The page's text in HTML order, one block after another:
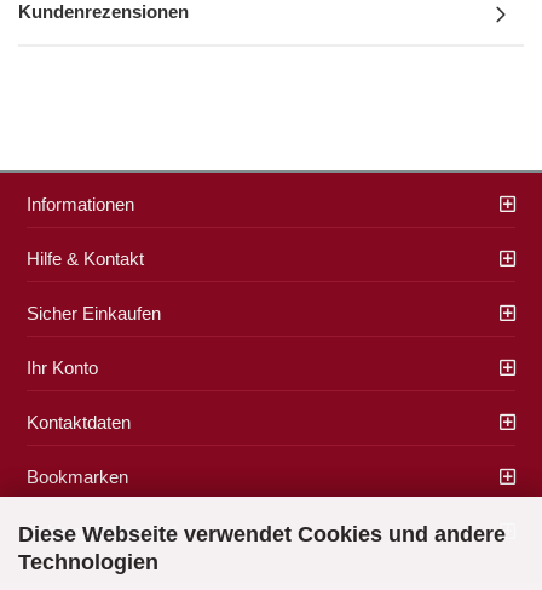
Diese Webseite verwendet Cookies und andere
Technologien
Kundenrezensionen
Informationen
Hilfe & Kontakt
Sicher Einkaufen
Ihr Konto
Kontaktdaten
Bookmarken
Zahlung & Versand